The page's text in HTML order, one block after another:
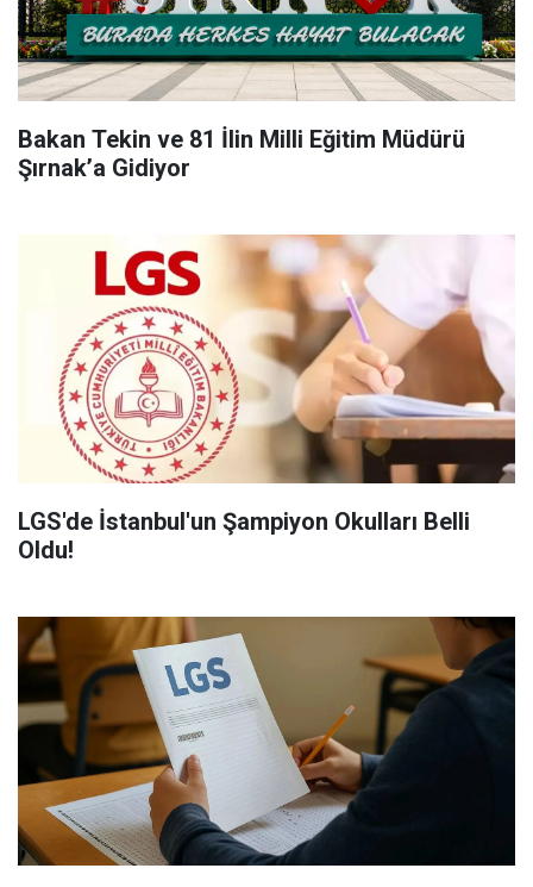
Bakan Tekin ve 81 İlin Milli Eğitim Müdürü
Şırnak’a Gidiyor
LGS'de İstanbul'un Şampiyon Okulları Belli
Oldu!